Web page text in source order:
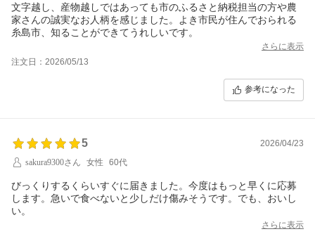
文字越し、産物越しではあっても市のふるさと納税担当の方や農
家さんの誠実なお人柄を感じました。よき市民が住んでおられる
糸島市、知ることができてうれしいです。
さらに表示
注文日：2026/05/13
参考になった
5
2026/04/23
sakura9300さん
女性 60代
びっくりするくらいすぐに届きました。今度はもっと早くに応募
します。急いで食べないと少しだけ傷みそうです。でも、おいし
い。
さらに表示